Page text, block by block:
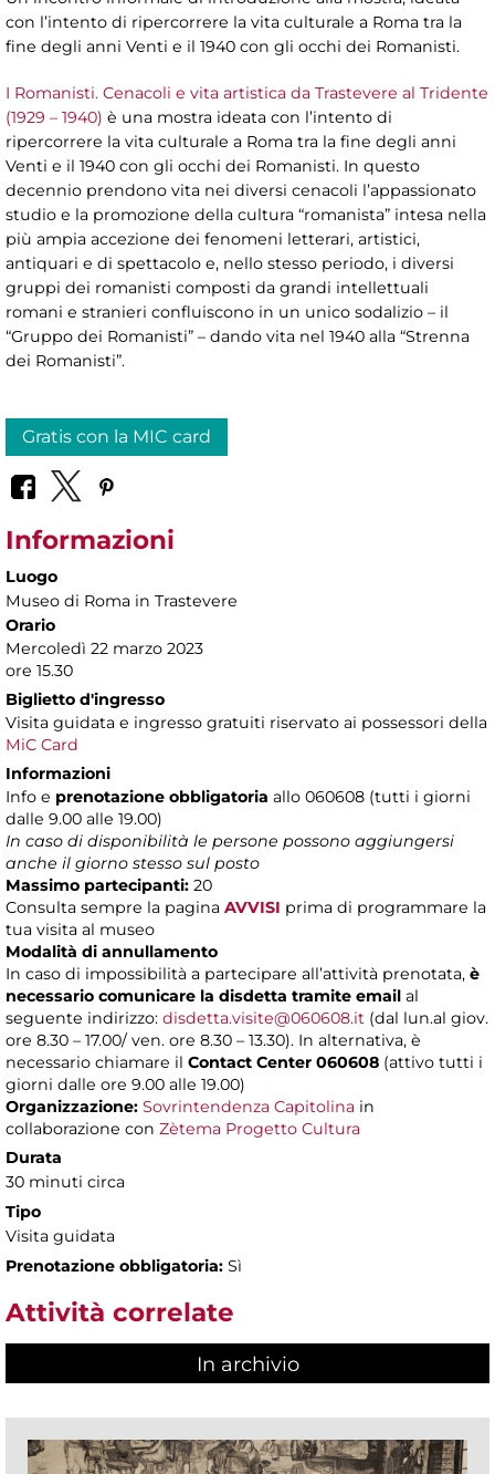
con l’intento di ripercorrere la vita culturale a Roma tra la
fine degli anni Venti e il 1940 con gli occhi dei Romanisti.
I Romanisti. Cenacoli e vita artistica da Trastevere al Tridente
(1929 – 1940) è una mostra ideata con l’intento di
ripercorrere la vita culturale a Roma tra la fine degli anni
Venti e il 1940 con gli occhi dei Romanisti. In questo
decennio prendono vita nei diversi cenacoli l’appassionato
studio e la promozione della cultura “romanista” intesa nella
più ampia accezione dei fenomeni letterari, artistici,
antiquari e di spettacolo e, nello stesso periodo, i diversi
gruppi dei romanisti composti da grandi intellettuali
romani e stranieri confluiscono in un unico sodalizio – il
“Gruppo dei Romanisti” – dando vita nel 1940 alla “Strenna
dei Romanisti”.
Gratis con la MIC card
Informazioni
Luogo
Museo di Roma in Trastevere
Orario
Mercoledì 22 marzo 2023
ore 15.30
Biglietto d'ingresso
Visita guidata e ingresso gratuiti riservato ai possessori della
MiC Card
Informazioni
Info e prenotazione obbligatoria allo 060608 (tutti i giorni
dalle 9.00 alle 19.00)
In caso di disponibilità le persone possono aggiungersi
anche il giorno stesso sul posto
Massimo partecipanti: 20
Consulta sempre la pagina AVVISI prima di programmare la
tua visita al museo
Modalità di annullamento
In caso di impossibilità a partecipare all’attività prenotata, è
necessario comunicare la disdetta tramite email al
seguente indirizzo: disdetta.visite@060608.it (dal lun.al giov.
ore 8.30 – 17.00/ ven. ore 8.30 – 13.30). In alternativa, è
necessario chiamare il Contact Center 060608 (attivo tutti i
giorni dalle ore 9.00 alle 19.00)
Organizzazione: Sovrintendenza Capitolina in
collaborazione con Zètema Progetto Cultura
Durata
30 minuti circa
Tipo
Visita guidata
Prenotazione obbligatoria: Sì
Attività correlate
In archivio